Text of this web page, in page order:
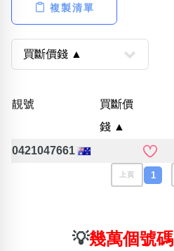
幸運號分類
包含數字
複製清單
靚號
買斷價
錢 ▲
0421047661
上頁 1
💡幾萬個號碼